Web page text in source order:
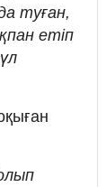
туған,
етіп